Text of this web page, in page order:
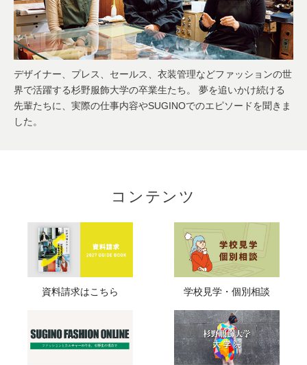
デザイナー、プレス、セールス、衣装管理などファッションの世
界で活躍する杉野服飾大学の卒業生たち。 夢を追いかけ続ける
先輩たちに、実際の仕事内容やSUGINOでのエピソードを聞きま
した。
コンテンツ
資料請求はこちら 学校見学・個別相談